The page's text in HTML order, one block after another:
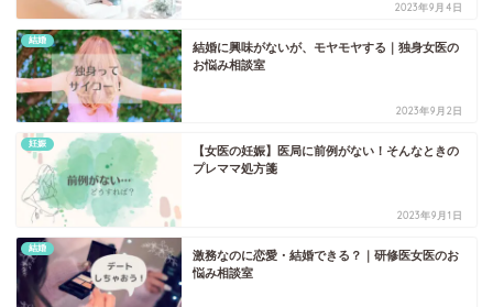
2023年9月4日
結婚
結婚に興味がないが、モヤモヤする｜独身女医の
お悩み相談室
2023年9月2日
妊娠
【女医の妊娠】医局に前例がない！そんなときの
プレママ処方箋
2023年9月1日
結婚
激務なのに恋愛・結婚できる？｜研修医女医のお
悩み相談室